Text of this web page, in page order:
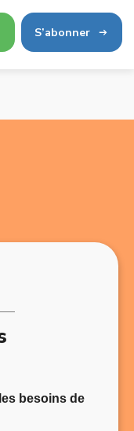
S’abonner
besoins de